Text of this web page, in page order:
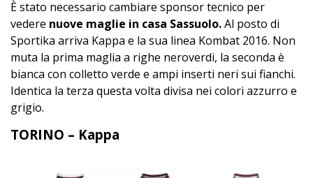
È stato necessario cambiare sponsor tecnico per
vedere nuove maglie in casa Sassuolo.Al posto di
Sportika arriva Kappa e la sua linea Kombat 2016. Non
muta la prima maglia a righe neroverdi, la seconda è
bianca con colletto verde e ampi inserti neri sui fianchi.
Identica la terza questa volta divisa nei colori azzurro e
grigio.
TORINO – Kappa